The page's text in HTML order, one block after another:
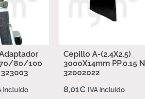
80/100
incluido
Cepillo A-(2.4X2.5)
3000X14mm PP.0.15 N
32002022
8,01€ IVA incluido